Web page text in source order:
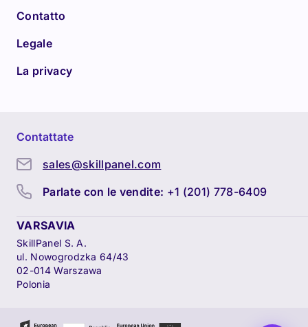
Contatto
Legale
La privacy
Contattate
sales@skillpanel.com
Parlate con le vendite: +1 (201) 778-6409
VARSAVIA
SkillPanel S. A.
ul. Nowogrodzka 64/43
02-014 Warszawa
Polonia